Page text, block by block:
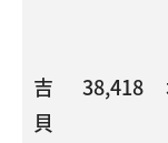
吉
貝
38,418